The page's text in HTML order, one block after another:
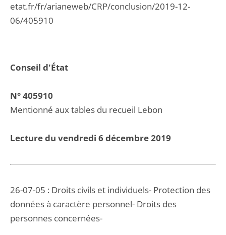
Conseil d'État
N° 405910
Mentionné aux tables du recueil Lebon
Lecture du vendredi 6 décembre 2019
26-07-05 : Droits civils et individuels- Protection des
données à caractère personnel- Droits des
personnes concernées-
etat.fr/fr/arianeweb/CRP/conclusion/2019-12-
06/405910